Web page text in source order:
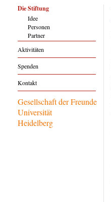
Die Stiftung
Idee
Personen
Partner
Aktivitäten
Spenden
Kontakt
Gesellschaft der Freunde
Universität
Heidelberg